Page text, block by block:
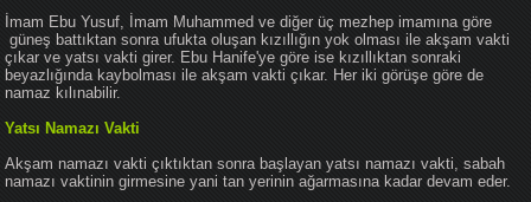
İmam Ebu Yusuf, İmam Muhammed ve diğer üç mezhep imamına göre
güneş battıktan sonra ufukta oluşan kızıllığın yok olması ile akşam vakti
çıkar ve yatsı vakti girer. Ebu Hanife'ye göre ise kızıllıktan sonraki
beyazlığında kaybolması ile akşam vakti çıkar. Her iki görüşe göre de
namaz kılınabilir.
Yatsı Namazı Vakti
Akşam namazı vakti çıktıktan sonra başlayan yatsı namazı vakti, sabah
namazı vaktinin girmesine yani tan yerinin ağarmasına kadar devam eder.